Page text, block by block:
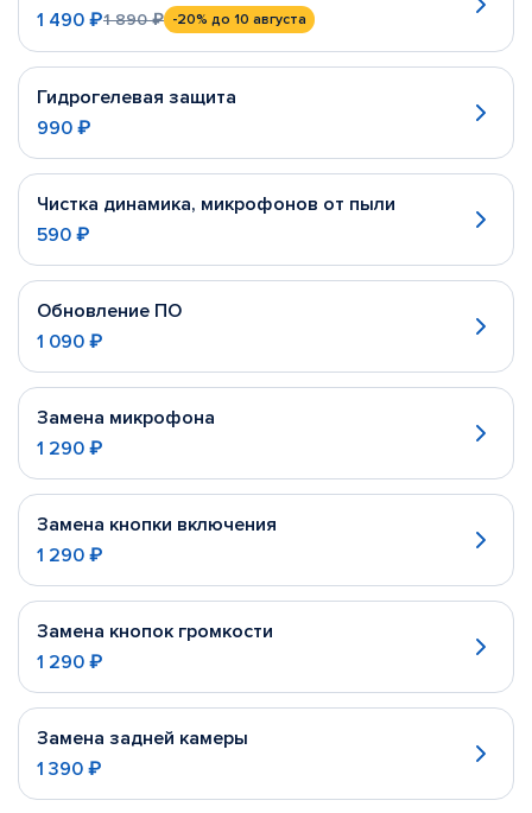
1 490 ₽1 890 ₽ -20% до 10 августа
Гидрогелевая защита
990 ₽
Чистка динамика, микрофонов от пыли
590 ₽
Обновление ПО
1 090 ₽
Замена микрофона
1 290 ₽
Замена кнопки включения
1 290 ₽
Замена кнопок громкости
1 290 ₽
Замена задней камеры
1 390 ₽